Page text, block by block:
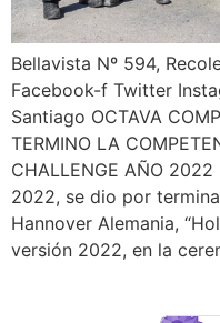
Bellavista Nº 594,
Facebook-f Twitter
Santiago OCTAVA
TERMINO LA
CHALLENGE AÑO
2022, se dio por
Hannover Alemania,
versión 2022, en la